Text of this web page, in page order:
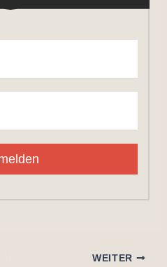
WEITER